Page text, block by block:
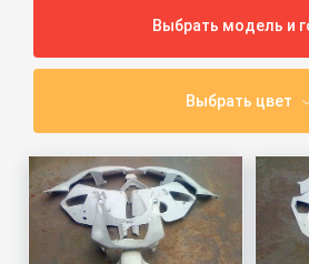
Выбрать модель и
Выбрать цвет